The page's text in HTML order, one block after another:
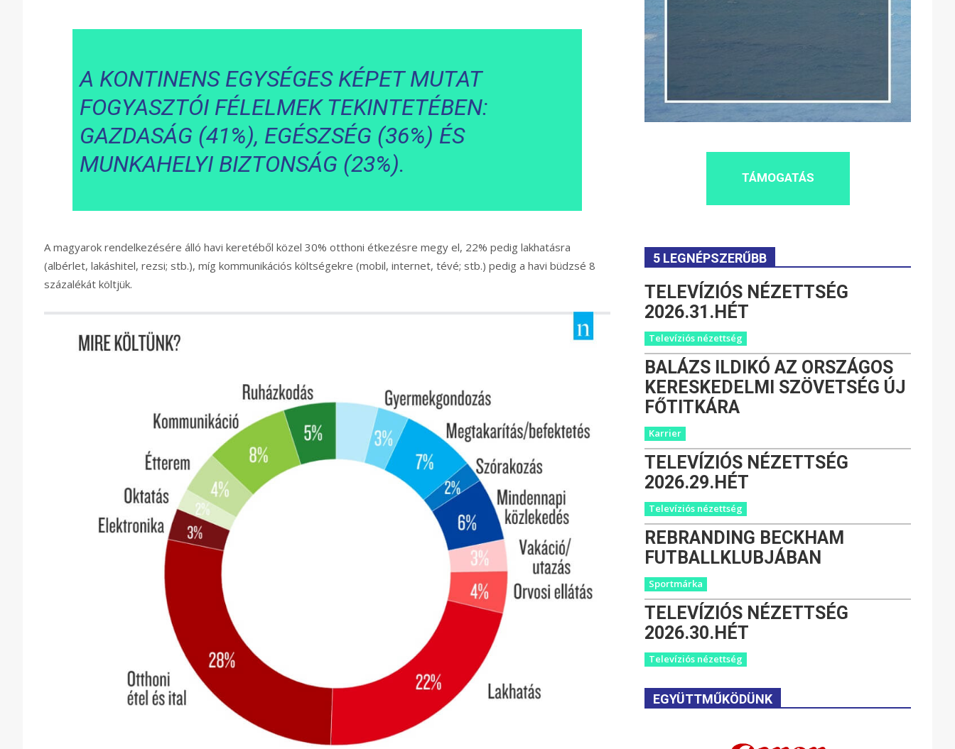
A KONTINENS EGYSÉGES KÉPET MUTAT
FOGYASZTÓI FÉLELMEK TEKINTETÉBEN:
GAZDASÁG (41%), EGÉSZSÉG (36%) ÉS
MUNKAHELYI BIZTONSÁG (23%).
A magyarok rendelkezésére álló havi keretéből közel 30% otthoni étkezésre megy el, 22% pedig lakhatásra
(albérlet, lakáshitel, rezsi; stb.), míg kommunikációs költségekre (mobil, internet, tévé; stb.) pedig a havi büdzsé 8
százalékát költjük.
TÁMOGATÁS
5 LEGNÉPSZERŰBB
TELEVÍZIÓS NÉZETTSÉG
2026.31.HÉT
Televíziós nézettség
BALÁZS ILDIKÓ AZ ORSZÁGOS
KERESKEDELMI SZÖVETSÉG ÚJ
FŐTITKÁRA
Karrier
TELEVÍZIÓS NÉZETTSÉG
2026.29.HÉT
Televíziós nézettség
REBRANDING BECKHAM
FUTBALLKLUBJÁBAN
Sportmárka
TELEVÍZIÓS NÉZETTSÉG
2026.30.HÉT
Televíziós nézettség
EGYÜTTMŰKÖDÜNK